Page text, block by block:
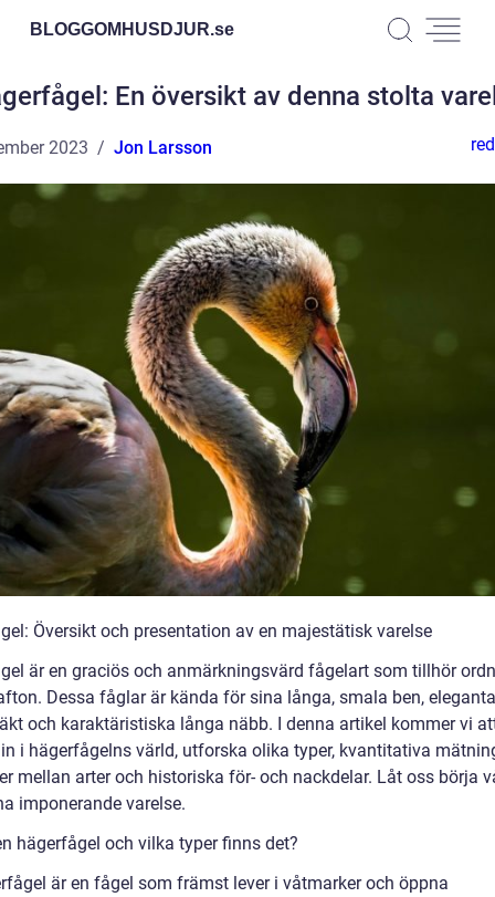
BLOGGOMHUSDJUR.se
En översikt av denna stolta
2023 Jon Larsson
Översikt och presentation av en majestätisk varelse
är en graciös och anmärkningsvärd fågelart som tillhör
Dessa fåglar är kända för sina långa, smala ben, eleganta
och karaktäristiska långa näbb. I denna artikel kommer vi
i hägerfågelns värld, utforska olika typer, kvantitativa
mellan arter och historiska för- och nackdelar. Låt oss börja
imponerande varelse.
hägerfågel och vilka typer finns det?
är en fågel som främst lever i våtmarker och öppna